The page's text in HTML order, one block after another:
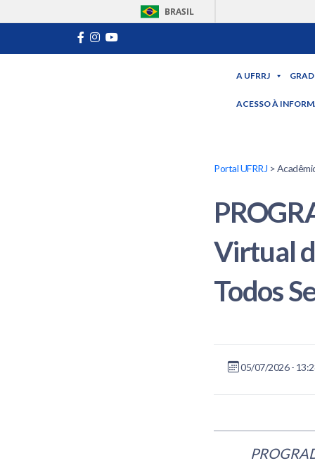
BRASIL
A UFRRJ
ACESSO À
Portal UFRRJ >
Virtual
Todos
05/07/2026 -